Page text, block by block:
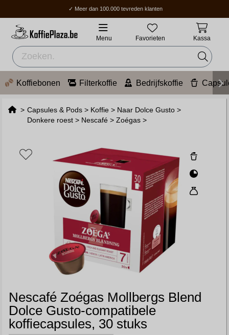
✓ Meer dan 100.000 tevreden klanten
✓ Gratis verzending boven 70 €
✓ Thuisbezorging / Afhaalpunt: 2-5 werkdagen.
Menu Favorieten Kassa
Koffiebonen Filterkoffie Bedrijfskoffie
> Capsules & Pods > Koffie > Naar Dolce Gusto >
Donkere roest > Nescafé >Zoégas >
Nescafé Zoégas Mollbergs Blend
Dolce Gusto-compatibele
koffiecapsules, 30 stuks